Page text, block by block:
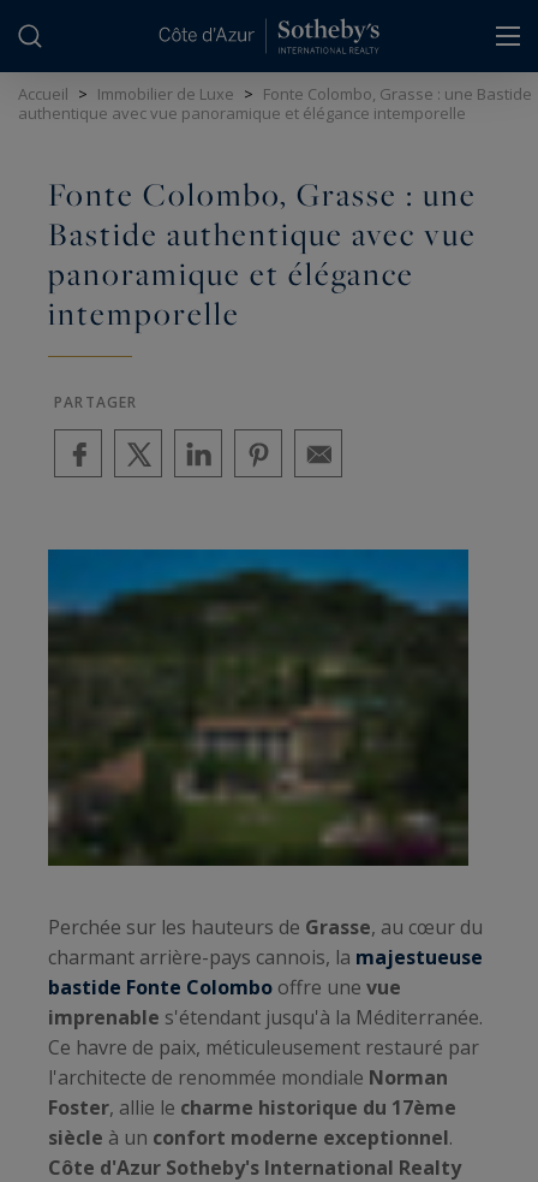
Accueil > Immobilier de Luxe > Fonte Colombo, Grasse : une Bastide
authentique avec vue panoramique et élégance intemporelle
Fonte Colombo, Grasse : une
Bastide authentique avec vue
panoramique et élégance
intemporelle
PARTAGER
Perchée sur les hauteurs de Grasse, au cœur du
charmant arrière-pays cannois, la majestueuse
bastide Fonte Colombo offre une vue
imprenable s'étendant jusqu'à la Méditerranée.
Ce havre de paix, méticuleusement restauré par
l'architecte de renommée mondiale Norman
Foster, allie le charme historique du 17ème
siècle à un confort moderne exceptionnel.
Côte d'Azur Sotheby's International Realty